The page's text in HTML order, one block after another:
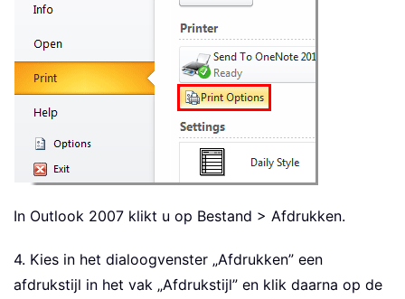
In Outlook 2007 klikt u op Bestand > Afdrukken.
4. Kies in het dialoogvenster „Afdrukken” een
afdrukstijl in het vak „Afdrukstijl” en klik daarna op de